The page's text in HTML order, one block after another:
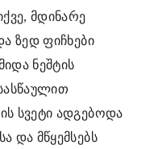
მდინარე
ზედ ფიჩხები
ნეშტის
სვეტი ადგებოდა
და მწყემსებს